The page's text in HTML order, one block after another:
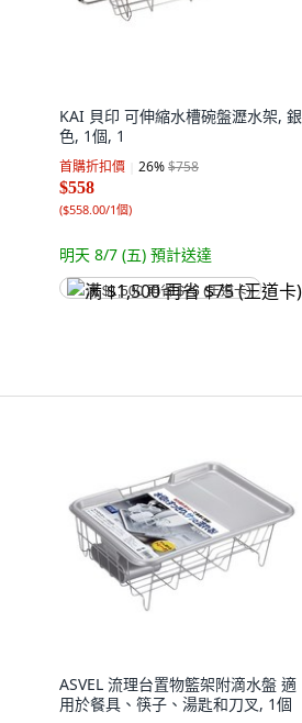
KAI 貝印 可伸縮水槽碗盤瀝水架, 銀
色, 1個, 1
首購折扣價 26%$758
$558
($558.00/1個)
明天 8/7 (五) 預計送達
满 $1,500 再省 $75 (王道卡)
ASVEL 流理台置物籃架附滴水盤 適
用於餐具、筷子、湯匙和刀叉, 1個